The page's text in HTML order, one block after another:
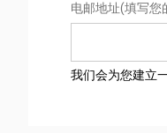
电邮地址(填写您
我们会为您建立